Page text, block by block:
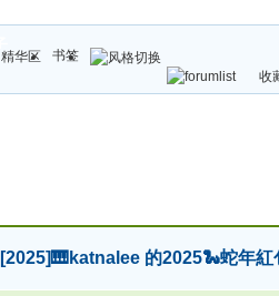
精华区
书签
收
[2025]🎹katnalee 的2025🐍蛇年